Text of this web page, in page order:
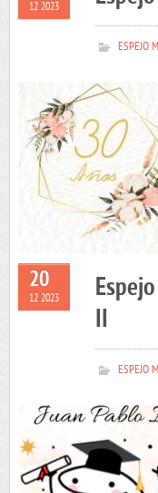
12 2023
ESPEJO
20
12 2023
II
ESPEJO